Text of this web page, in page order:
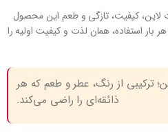
لاین، کیفیت، تازگی و طعم این محصول
بار استفاده، همان لذت و کیفیت اولیه را
ترکیبی از رنگ، عطر و طعم که هر
ذائقه‌ای را راضی می‌کند.